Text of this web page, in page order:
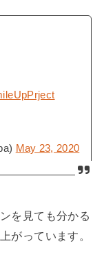
May 23, 2020
を見ても分かる
がっています。